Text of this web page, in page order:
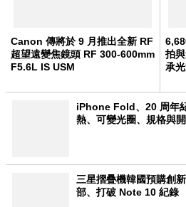
Canon 傳將於 9 月推出全新 RF
超望遠變焦鏡頭 RF 300-600mm
F5.6L IS USM
拍
承
iPhone Fold、20 周年
熱、可變光圈、規格與
三星摺疊機韓國預購創
部、打破 Note 10 紀錄